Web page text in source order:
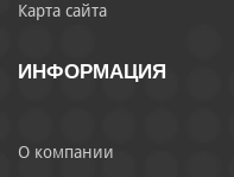
Карта сайта
ИНФОРМАЦИЯ
О компании